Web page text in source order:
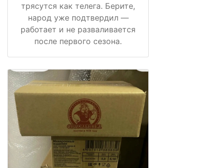
трясутся как телега. Берите,
народ уже подтвердил —
работает и не разваливается
после первого сезона.